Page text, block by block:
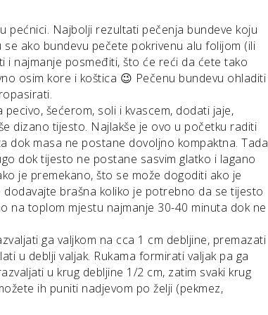
pećnici. Najbolji rezultati pečenja bundeve koju
ako bundevu pečete pokrivenu alu folijom (ili
i najmanje posmeđiti, što će reći da ćete tako
osim kore i koštica 😉 Pečenu bundevu ohladiti
šećerom, soli i kvascem, dodati jaje,
dizano tijesto. Najlakše je ovo u početku raditi
dok masa ne postane dovoljno kompaktna. Tada
dok tijesto ne postane sasvim glatko i lagano
je premekano, što se može dogoditi ako je
brašna koliko je potrebno da se tijesto
na toplom mjestu najmanje 30-40 minuta dok ne
ga valjkom na cca 1 cm debljine, premazati
u deblji valjak. Rukama formirati valjak pa ga
u krug debljine 1/2 cm, zatim svaki krug
ih puniti nadjevom po želji (pekmez,